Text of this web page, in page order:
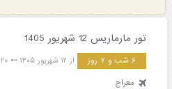
تور مارماریس 12 شهریور 1405
۶ شب و ۷ روز از ۱۲ شهریور ۱۴۰۵
۲۰ شهریور ۱۴۰۵
معراج